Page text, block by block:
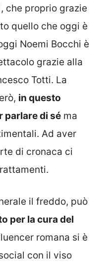
che proprio grazie
quello che oggi è
Noemi Bocchi è
grazie alla
Totti. La
in questo
parlare di sé ma
Ad aver
di cronaca ci
il freddo, può
per la cura del
romana si è
con il viso